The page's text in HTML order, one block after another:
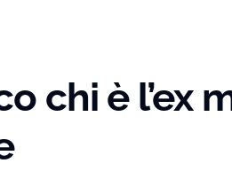
chi è l’ex